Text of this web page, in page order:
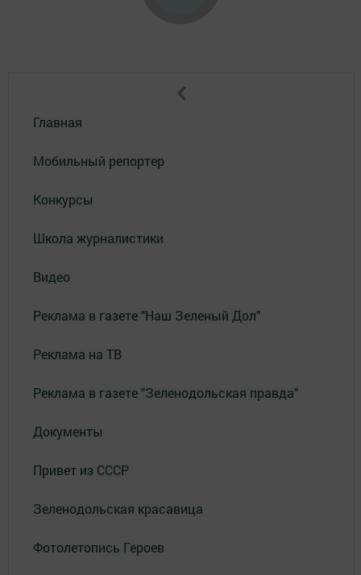
Главная
Мобильный репортер
Конкурсы
Школа журналистики
Видео
Реклама в газете "Наш Зеленый Дол"
Реклама на ТВ
Реклама в газете "Зеленодольская правда"
Документы
Привет из СССР
Зеленодольская красавица
Фотолетопись Героев